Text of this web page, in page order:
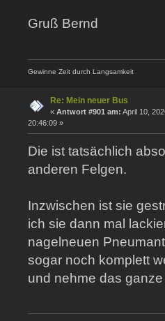
Gruß Bernd
Gewinne Zeit durch Langsamkeit
Re: Mein neuer Bus
« Antwort #901 am: April 10,
20:46:09 »
Die ist tatsächlich
anderen Felgen.
Inzwischen ist sie
ich sie dann mal
nagelneuen
sogar noch komplett
und nehme das